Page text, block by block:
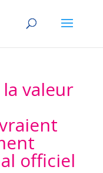
valeur
officiel